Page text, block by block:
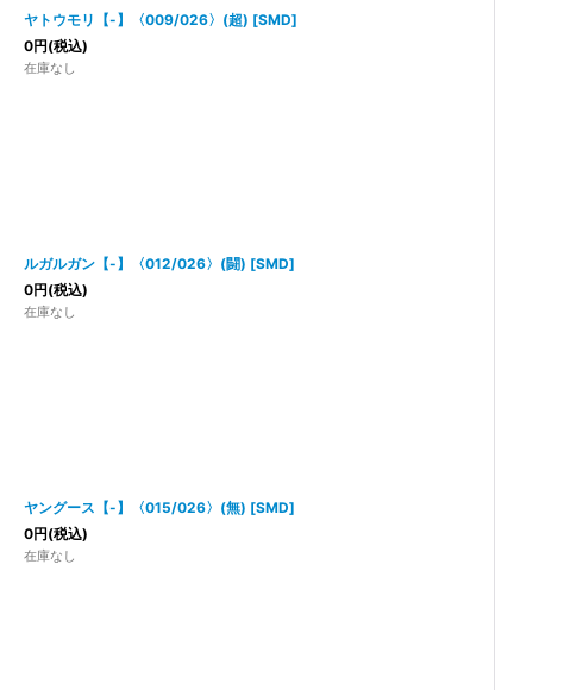
ヤトウモリ【-】〈009/026〉(超) [SMD]
0円(税込)
在庫なし
ルガルガン【-】〈012/026〉(闘) [SMD]
0円(税込)
在庫なし
ヤングース【-】〈015/026〉(無) [SMD]
0円(税込)
在庫なし